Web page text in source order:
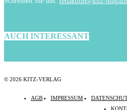
AUCH INTERESSANT
© 2026 KITZ-VERLAG
AGB IMPRESSUM